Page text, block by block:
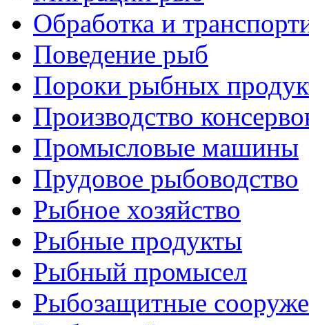
Обработка и
Поведение рыб
Пороки рыбных
Производство
Промысловые машины
Прудовое рыбоводство
Рыбное хозяйство
Рыбные продукты
Рыбный промысел
Рыбозащитные